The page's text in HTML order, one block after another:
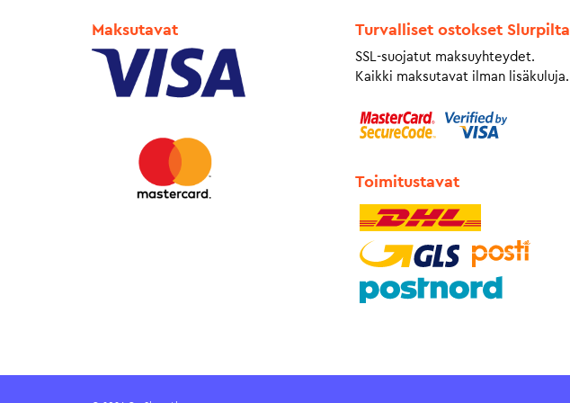
Maksutavat Turvalliset ostokset Slurpilta
SSL-suojatut maksuyhteydet.
Kaikki maksutavat ilman lisäkuluja.
Toimitustavat